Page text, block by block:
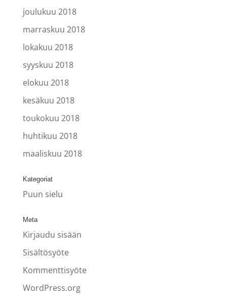
joulukuu 2018
marraskuu 2018
lokakuu 2018
syyskuu 2018
elokuu 2018
kesäkuu 2018
toukokuu 2018
huhtikuu 2018
maaliskuu 2018
Kategoriat
Puun sielu
Meta
Kirjaudu sisään
Sisältösyöte
Kommenttisyöte
WordPress.org